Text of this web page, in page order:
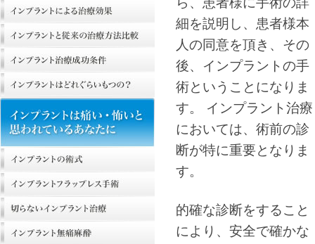
細を説明し、患者様本
人の同意を頂き、その
後、インプラントの手
術ということになりま
す。 インプラント治療
においては、術前の診
断が特に重要となりま
す。
的確な診断をすること
により、安全で確かな